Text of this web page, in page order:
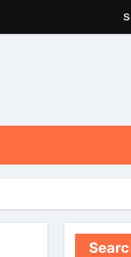
स्वीकृति।हथकरघा दिवस पर